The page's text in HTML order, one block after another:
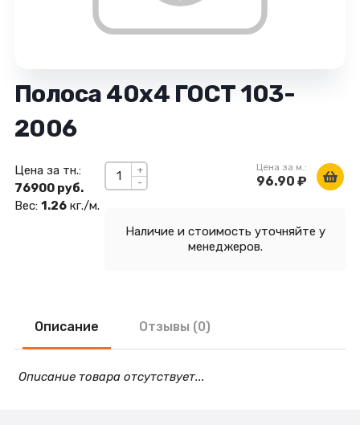
Полоса 40х4 ГОСТ 103-
2006
-
+ Цена за м.:
96.90 ₽
Наличие и стоимость уточняйте у
менеджеров.
Цена за тн.:
76900 руб.
Вес: 1.26кг./м.
Описание Отзывы (0)
Описание товара отсутствует...